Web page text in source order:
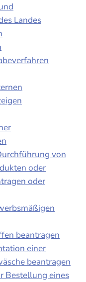
Landes
von
oder
oder
beantragen
einer
beantragen
Bestellung eines